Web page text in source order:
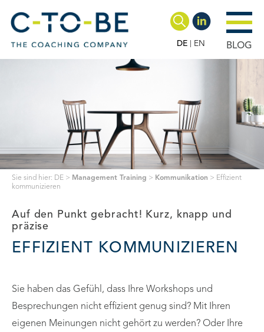
DE EN BLOG
Sie sind hier: DE > Management Training > Kommunikation > Effizient
kommunizieren
Auf den Punkt gebracht! Kurz, knapp und
präzise
EFFIZIENT KOMMUNIZIEREN
Sie haben das Gefühl, dass Ihre Workshops und
Besprechungen nicht effizient genug sind? Mit Ihren
eigenen Meinungen nicht gehört zu werden? Oder Ihre